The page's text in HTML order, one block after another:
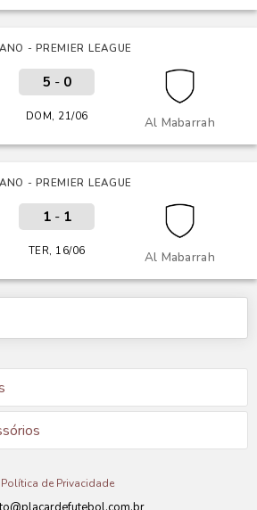
- PREMIER LEAGUE
Al Mabarrah
5 - 0
DOM, 21/06
- PREMIER LEAGUE
Al Mabarrah
1- 1
TER, 16/06
Política de Privacidade